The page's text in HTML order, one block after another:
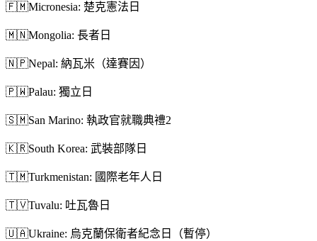
🇫🇲Micronesia: 楚克憲法日
🇲🇳Mongolia: 長者日
🇳🇵Nepal: 納瓦米（達賽因）
🇵🇼Palau: 獨立日
🇸🇲San Marino: 執政官就職典禮2
🇰🇷South Korea: 武裝部隊日
🇹🇲Turkmenistan: 國際老年人日
🇹🇻Tuvalu: 吐瓦魯日
🇺🇦Ukraine: 烏克蘭保衛者紀念日（暫停）